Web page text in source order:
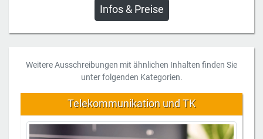
Infos & Preise
Weitere Ausschreibungen mit ähnlichen Inhalten finden Sie
unter folgenden Kategorien.
Telekommunikation und TK